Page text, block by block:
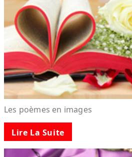
Les poèmes en images
Lire La Suite